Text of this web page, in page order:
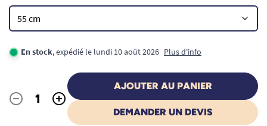
En stock, expédié le lundi 10 août 2026 Plus d'info
Quantité
- +
AJOUTER AU PANIER
DEMANDER UN DEVIS